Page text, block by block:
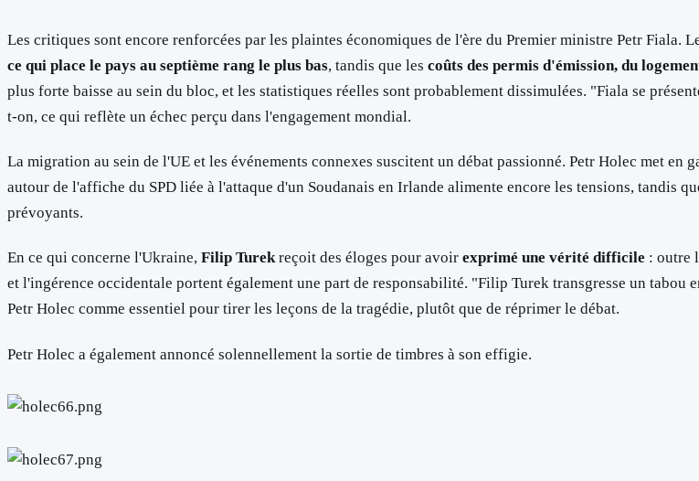
Les critiques sont encore renforcées par les plaintes économiques de l'ère du Premier ministre Petr Fiala.
ce qui place le pays au septième rang le plus bas, tandis que les coûts des permis d'émission, du
plus forte baisse au sein du bloc, et les statistiques réelles sont probablement dissimulées. "Fiala se
t-on, ce qui reflète un échec perçu dans l'engagement mondial.
La migration au sein de l'UE et les événements connexes suscitent un débat passionné. Petr Holec met
autour de l'affiche du SPD liée à l'attaque d'un Soudanais en Irlande alimente encore les tensions, tandis
prévoyants.
En ce qui concerne l'Ukraine, Filip Turekreçoit des éloges pour avoir exprimé une vérité difficile : outre
et l'ingérence occidentale portent également une part de responsabilité. "Filip Turek transgresse un
Petr Holec comme essentiel pour tirer les leçons de la tragédie, plutôt que de réprimer le débat.
Petr Holec a également annoncé solennellement la sortie de timbres à son effigie.